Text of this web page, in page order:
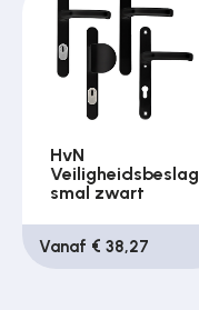
HvN
Veiligheidsbeslag
smal zwart
Vanaf € 38,27